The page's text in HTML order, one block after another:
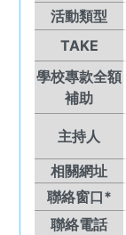
活動類型
TAKE
學校專款全額
補助
主持人
相關網址
聯絡窗口*
聯絡電話